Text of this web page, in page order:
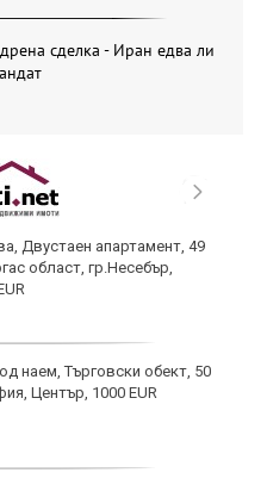
сделка - Иран едва ли
Двустаен апартамент, 49
област, гр.Несебър,
наем, Търговски обект, 50
Център, 1000 EUR